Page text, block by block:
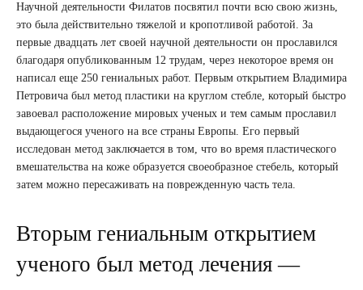
Научной деятельности Филатов посвятил почти всю свою жизнь,
это была действительно тяжелой и кропотливой работой. За
первые двадцать лет своей научной деятельности он прославился
благодаря опубликованным 12 трудам, через некоторое время он
написал еще 250 гениальных работ. Первым открытием Владимира
Петровича был метод пластики на круглом стебле, который быстро
завоевал расположение мировых ученых и тем самым прославил
выдающегося ученого на все страны Европы. Его первый
исследован метод заключается в том, что во время пластического
вмешательства на коже образуется своеобразное стебель, который
затем можно пересаживать на поврежденную часть тела.
Вторым гениальным открытием
ученого был метод лечения —